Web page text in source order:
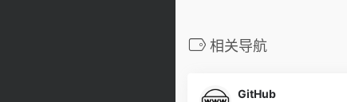
相关导航
GitHub